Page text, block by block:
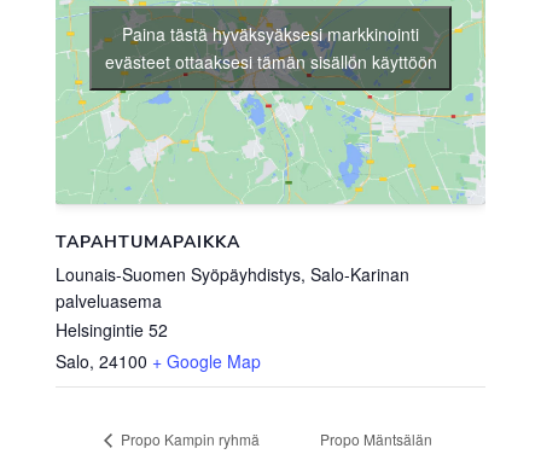
TAPAHTUMAPAIKKA
Lounais-Suomen Syöpäyhdistys, Salo-Karinan
palveluasema
Helsingintie 52
Salo, 24100 + Google Map
Paina tästä hyväksyäksesi markkinointi
evästeet ottaaksesi tämän sisällön käyttöön
Propo Kampin ryhmä
Propo Mäntsälän